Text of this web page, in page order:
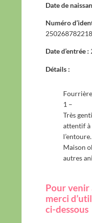
Date de
Numéro
Date d’entrée :
Détails :
1 –
Très
attentif à
l’entoure.
Maison
autres
Pour venir
merci
ci-dessous